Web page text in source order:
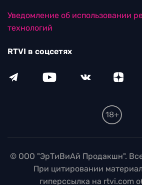
Уведомление об использовании
технологий
RTVI в соцсетях
18+
© ООО "ЭрТиВиАй Продакшн".
При цитировании
гиперссылка на rtvi.com